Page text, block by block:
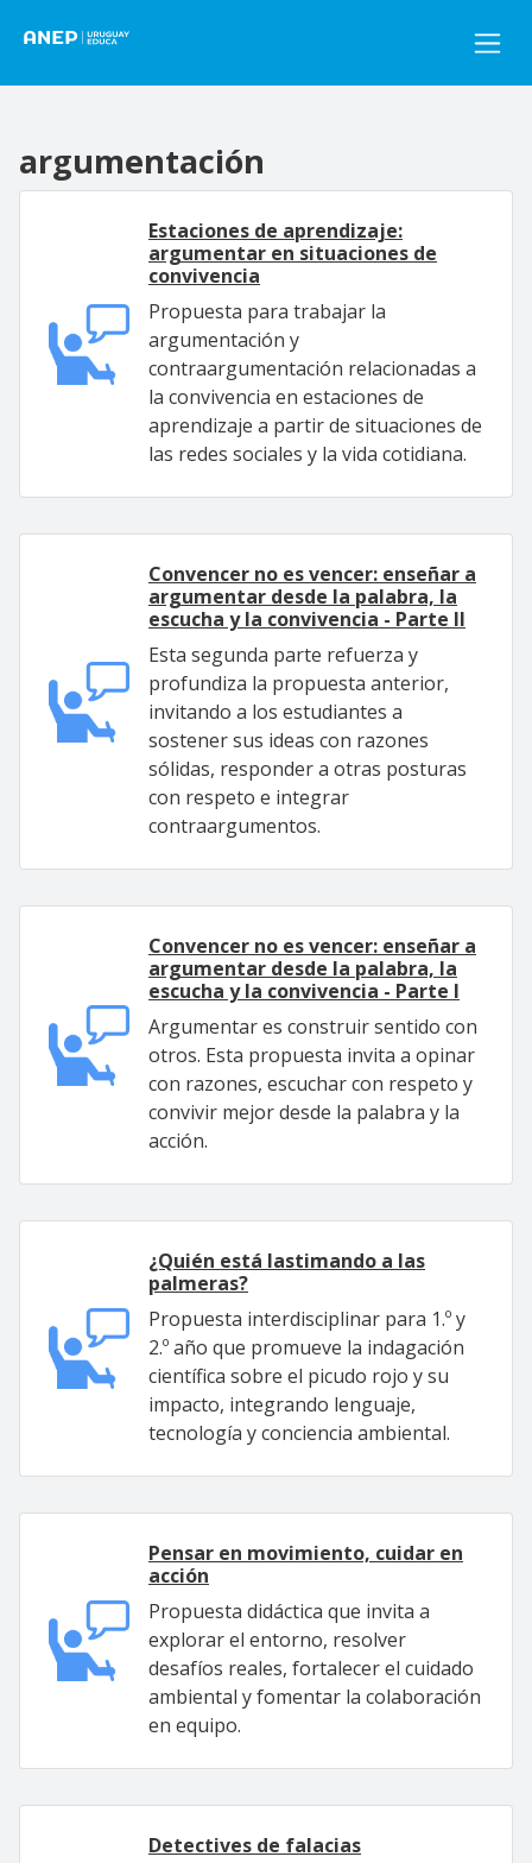
argumentación
Estaciones de aprendizaje:
argumentar en situaciones de
convivencia
Propuesta para trabajar la
argumentación y
contraargumentación relacionadas a
la convivencia en estaciones de
aprendizaje a partir de situaciones de
las redes sociales y la vida cotidiana.
Convencer no es vencer: enseñar a
argumentar desde la palabra, la
escucha y la convivencia - Parte II
Esta segunda parte refuerza y
profundiza la propuesta anterior,
invitando a los estudiantes a
sostener sus ideas con razones
sólidas, responder a otras posturas
con respeto e integrar
contraargumentos.
Convencer no es vencer: enseñar a
argumentar desde la palabra, la
escucha y la convivencia - Parte I
Argumentar es construir sentido con
otros. Esta propuesta invita a opinar
con razones, escuchar con respeto y
convivir mejor desde la palabra y la
acción.
¿Quién está lastimando a las
palmeras?
Propuesta interdisciplinar para 1.º y
2.º año que promueve la indagación
científica sobre el picudo rojo y su
impacto, integrando lenguaje,
tecnología y conciencia ambiental.
Pensar en movimiento, cuidar en
acción
Propuesta didáctica que invita a
explorar el entorno, resolver
desafíos reales, fortalecer el cuidado
ambiental y fomentar la colaboración
en equipo.
Detectives de falacias